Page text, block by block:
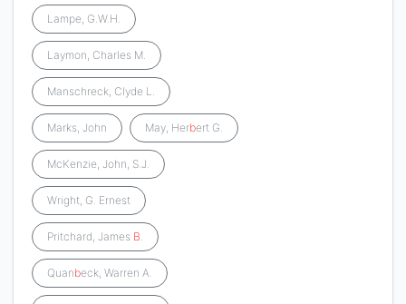
Lampe, G.W.H.
Laymon, Charles M.
Manschreck, Clyde L.
Marks, John May, Herbert G.
McKenzie, John, S.J.
Wright, G. Ernest
Pritchard, James B.
Quanbeck, Warren A.